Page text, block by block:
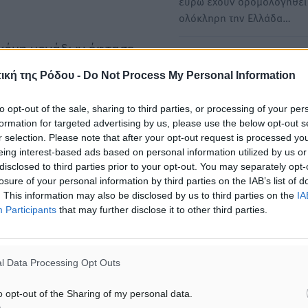
της Ρόδου - Do Not Process My Personal Information
opt-out of the sale, sharing to third parties, or processing of your
for targeted advertising by us, please use the below opt-out
selection. Please note that after your opt-out request is processed
interest-based ads based on personal information utilized by us
to third parties prior to your opt-out. You may separately
of your personal information by third parties on the IAB’s list of
This information may also be disclosed by us to third parties on the
Participants that may further disclose it to other third parties.
Data Processing Opt Outs
opt-out of the Sharing of my personal data.
μονάδων έφτασε
soon») εκ των
κάτω από το brand
δυο υπό το brand
από το brand Conrad.
Νοέμβριο
διαθέτει 24
είναι παρόντα μόλις
αλυσίδων να
δυνατόν
και ένα ιδιαίτερο
ολόκληρη την Ελλάδα…
στην νησιωτική Ελλάδα –
Marriott με το Aktis στην
Παρουσία στα
αποκτά το brand The Luxury
Collection, μετά την
Οι Έλληνες ξενοδόχοι που
φέρνουν τα νέα Hilton στην
το Hilton Garden Inn